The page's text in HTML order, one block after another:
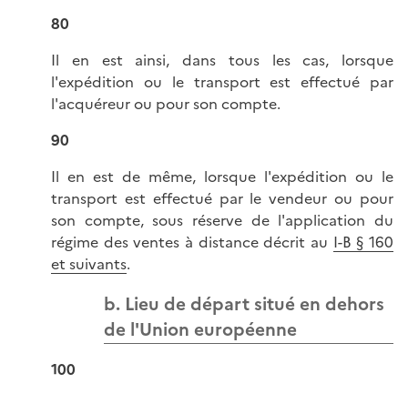
80
Il en est ainsi, dans tous les cas, lorsque
l'expédition ou le transport est effectué par
l'acquéreur ou pour son compte.
90
Il en est de même, lorsque l'expédition ou le
transport est effectué par le vendeur ou pour
son compte, sous réserve de l'application du
régime des ventes à distance décrit au I-B § 160
et suivants.
b. Lieu de départ situé en dehors
de l'Union européenne
100